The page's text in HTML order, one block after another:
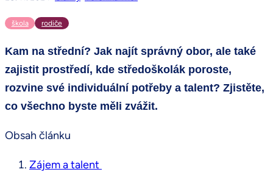
škola rodiče
Kam na střední? Jak najít správný obor, ale také
zajistit prostředí, kde středoškolák poroste,
rozvine své individuální potřeby a talent? Zjistěte,
co všechno byste měli zvážit.
Obsah článku
Zájem a talent